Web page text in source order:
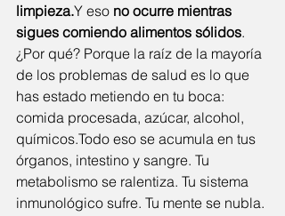
limpieza.Y eso no ocurre mientras
sigues comiendo alimentos sólidos.
¿Por qué? Porque la raíz de la mayoría
de los problemas de salud es lo que
has estado metiendo en tu boca:
comida procesada, azúcar, alcohol,
químicos.Todo eso se acumula en tus
órganos, intestino y sangre. Tu
metabolismo se ralentiza. Tu sistema
inmunológico sufre. Tu mente se nubla.